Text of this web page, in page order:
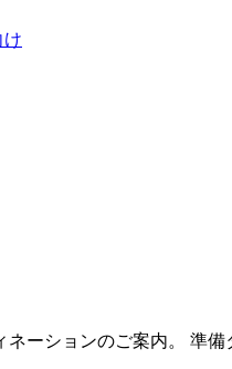
け
ーションのご案内。 準